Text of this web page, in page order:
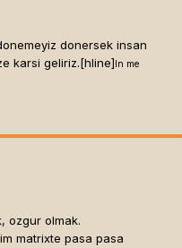
donersek insan
karsi geliriz.[hline] In me
ozgur olmak.
matrixte pasa pasa